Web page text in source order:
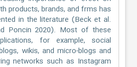
products, brands, and frms has
in the literature (Beck et al.
Poncin 2020). Most of these
for example, social
wikis, and micro-blogs and
networks such as Instagram